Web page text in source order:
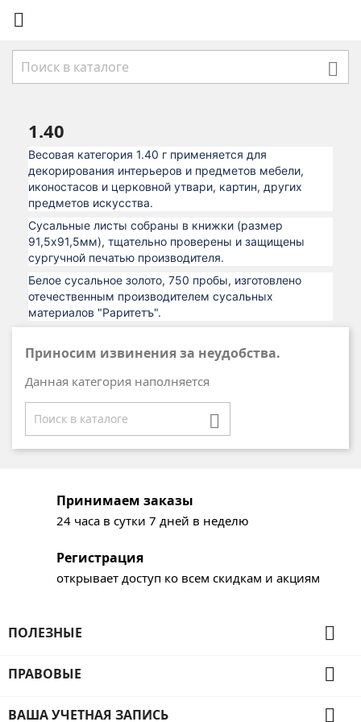


1.40
Весовая категория 1.40 г применяется для
декорирования интерьеров и предметов мебели,
иконостасов и церковной утвари, картин, других
предметов искусства.
Сусальные листы собраны в книжки (размер
91,5х91,5мм), тщательно проверены и защищены
сургучной печатью производителя.
Белое сусальное золото, 750 пробы, изготовлено
отечественным производителем сусальных
материалов "Раритетъ".
Приносим извинения за неудобства.
Данная категория наполняется

Принимаем заказы
24 часа в сутки 7 дней в неделю
Регистрация
открывает доступ ко всем скидкам и акциям
ПОЛЕЗНЫЕ 
ПРАВОВЫЕ 
ВАША УЧЕТНАЯ ЗАПИСЬ 